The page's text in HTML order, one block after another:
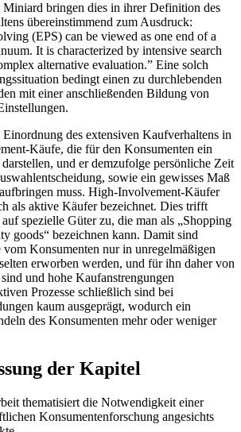
bringen dies in ihrer Definition des
übereinstimmend zum Ausdruck:
(EPS) can be viewed as one end of a
It is characterized by intensive search
alternative evaluation.” Eine solch
bedingt einen zu durchlebenden
mit einer anschließenden Bildung von
des extensiven Kaufverhaltens in
Käufe, die für den Konsumenten ein
und er demzufolge persönliche Zeit
sowie ein gewisses Maß
muss. High-Involvement-Käufer
als aktive Käufer bezeichnet. Dies trifft
spezielle Güter zu, die man als „Shopping
goods“ bezeichnen kann. Damit sind
Konsumenten nur in unregelmäßigen
erworben werden, und für ihn daher von
und hohe Kaufanstrengungen
Prozesse schließlich sind bei
kaum ausgeprägt, wodurch ein
des Konsumenten mehr oder weniger
der Kapitel
thematisiert die Notwendigkeit einer
Konsumentenforschung angesichts